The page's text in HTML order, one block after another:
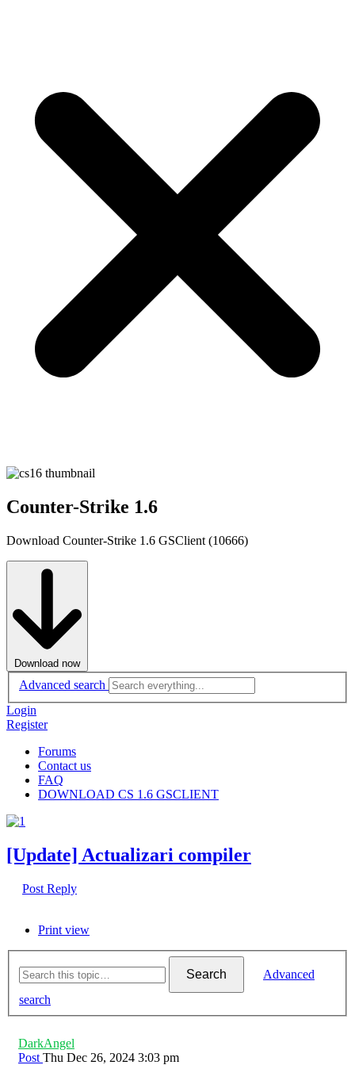
Counter-Strike 1.6
Download Counter-Strike 1.6 GSClient (10666)
Download now
Advanced search
Login
Register
Forums
Contact us
FAQ
DOWNLOAD CS 1.6 GSCLIENT
[Update] Actualizari compiler
Post Reply
Print view
Search
Advanced
search
DarkAngel
Post Thu Dec 26, 2024 3:03 pm